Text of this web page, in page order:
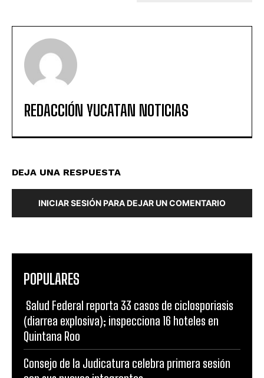
REDACCIÓN YUCATAN NOTICIAS
DEJA UNA RESPUESTA
INICIAR SESIÓN PARA DEJAR UN COMENTARIO
POPULARES
Salud Federal reporta 33 casos de ciclosporiasis
(diarrea explosiva); inspecciona 16 hoteles en
Quintana Roo
Consejo de la Judicatura celebra primera sesión